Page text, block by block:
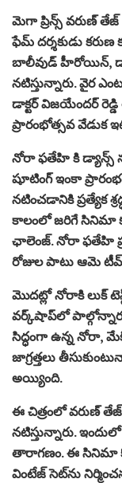
మెగా ప్రిన్స్ వరుణ్
ఫేమ్ దర్శకుడు కరుణ
బాలీవుడ్ హీరోయిన్,
నటిస్తున్నారు. వైర
డాక్టర్ విజయేందర్
ప్రారంభోత్సవ వేడుక
నోరా ఫతేహి కి డ్యాన్స్
షూటింగ్ ఇంకా
నటించడానికి ప్రత్యేక
కాలంలో జరిగే సినిమా
ఛాలెంజ్. నోరా ఫతేహి
రోజుల పాటు ఆమె
మొదట్లో నోరాకి లుక్
వర్క్‌షాప్‌లో
సిద్ధంగా ఉన్న నోరా,
జాగ్రత్తలు
అయ్యింది.
ఈ చిత్రంలో వరుణ్
నటిస్తున్నారు.
తారాగణం. ఈ సినిమా
వింటేజ్ సెట్‌ను